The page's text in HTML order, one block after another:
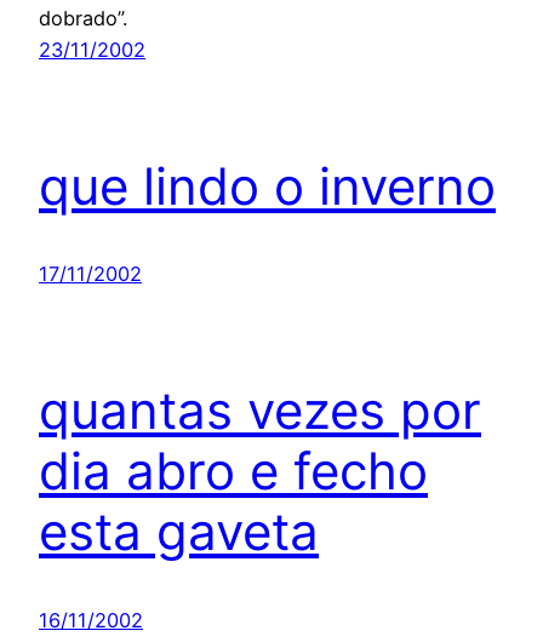
dobrado”.
23/11/2002
que lindo o inverno
17/11/2002
quantas vezes por
dia abro e fecho
esta gaveta
16/11/2002